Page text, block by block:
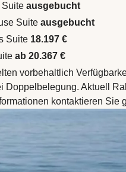
Suite ausgebucht
Suite ausgebucht
Suite 18.197 €
ab 20.367 €
vorbehaltlich
Doppelbelegung. Aktuell
kontaktieren Sie